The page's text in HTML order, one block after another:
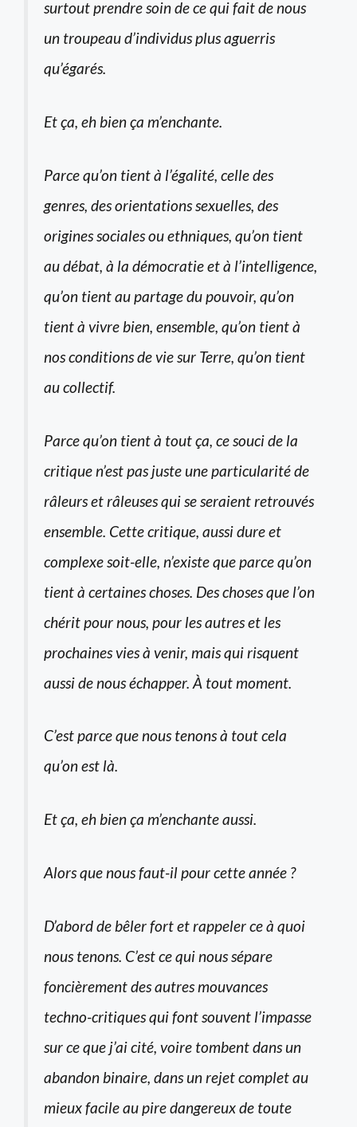
surtout prendre soin de ce qui fait de nous
un troupeau d’individus plus aguerris
qu’égarés.
Et ça, eh bien ça m’enchante.
Parce qu’on tient à l’égalité, celle des
genres, des orientations sexuelles, des
origines sociales ou ethniques, qu’on tient
au débat, à la démocratie et à l’intelligence,
qu’on tient au partage du pouvoir, qu’on
tient à vivre bien, ensemble, qu’on tient à
nos conditions de vie sur Terre, qu’on tient
au collectif.
Parce qu’on tient à tout ça, ce souci de la
critique n’est pas juste une particularité de
râleurs et râleuses qui se seraient retrouvés
ensemble. Cette critique, aussi dure et
complexe soit-elle, n’existe que parce qu’on
tient à certaines choses. Des choses que l’on
chérit pour nous, pour les autres et les
prochaines vies à venir, mais qui risquent
aussi de nous échapper. À tout moment.
C’est parce que nous tenons à tout cela
qu’on est là.
Et ça, eh bien ça m’enchante aussi.
Alors que nous faut-il pour cette année ?
D’abord de bêler fort et rappeler ce à quoi
nous tenons. C’est ce qui nous sépare
foncièrement des autres mouvances
techno-critiques qui font souvent l’impasse
sur ce que j’ai cité, voire tombent dans un
abandon binaire, dans un rejet complet au
mieux facile au pire dangereux de toute